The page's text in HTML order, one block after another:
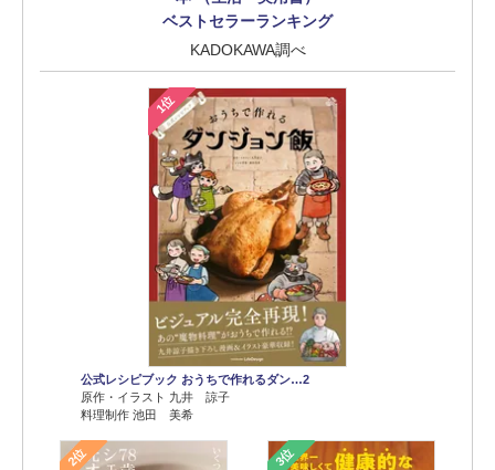
ベストセラーランキング
KADOKAWA調べ
1位
公式レシピブック おうちで作れるダン…2
原作・イラスト 九井 諒子
料理制作 池田 美希
2位 3位